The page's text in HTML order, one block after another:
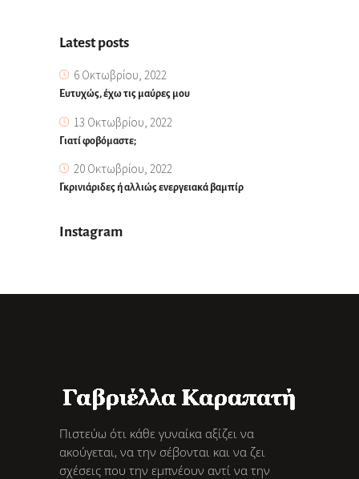
Latest posts
6 Οκτωβρίου, 2022
Ευτυχώς, έχω τις μαύρες μου
13 Οκτωβρίου, 2022
Γιατί φοβόμαστε;
20 Οκτωβρίου, 2022
Γκρινιάριδες ή αλλιώς ενεργειακά βαμπίρ
Instagram
Πιστεύω ότι κάθε γυναίκα αξίζει να
ακούγεται, να την σέβονται και να ζει
σχέσεις που την εμπνέουν αντί να την